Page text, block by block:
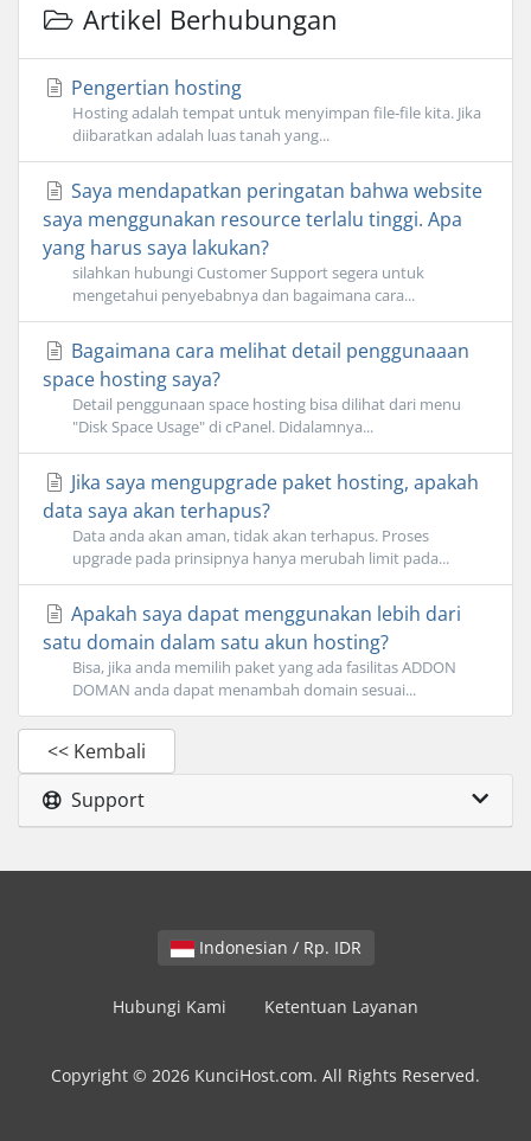
Artikel Berhubungan
Pengertian hosting
Hosting adalah tempat untuk menyimpan file-file kita. Jika
diibaratkan adalah luas tanah yang...
Saya mendapatkan peringatan bahwa website
saya menggunakan resource terlalu tinggi. Apa
yang harus saya lakukan?
silahkan hubungi Customer Support segera untuk
mengetahui penyebabnya dan bagaimana cara...
Bagaimana cara melihat detail penggunaaan
space hosting saya?
Detail penggunaan space hosting bisa dilihat dari menu
"Disk Space Usage" di cPanel. Didalamnya...
Jika saya mengupgrade paket hosting, apakah
data saya akan terhapus?
Data anda akan aman, tidak akan terhapus. Proses
upgrade pada prinsipnya hanya merubah limit pada...
Apakah saya dapat menggunakan lebih dari
satu domain dalam satu akun hosting?
Bisa, jika anda memilih paket yang ada fasilitas ADDON
DOMAN anda dapat menambah domain sesuai...
<< Kembali
Support
Indonesian / Rp. IDR
Hubungi Kami Ketentuan Layanan
Copyright © 2026 KunciHost.com. All Rights Reserved.